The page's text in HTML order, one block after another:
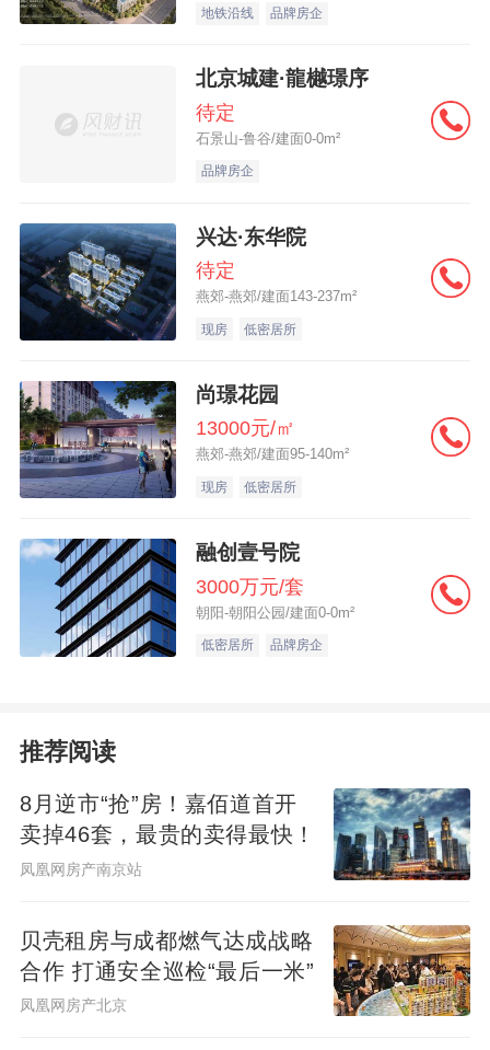
地铁沿线 品牌房企
北京城建·龍樾璟序
待定
石景山-鲁谷/建面0-0m²
品牌房企
兴达·东华院
待定
燕郊-燕郊/建面143-237m²
现房 低密居所
尚璟花园
13000元/㎡
燕郊-燕郊/建面95-140m²
现房 低密居所
融创壹号院
3000万元/套
朝阳-朝阳公园/建面0-0m²
低密居所 品牌房企
推荐阅读
8月逆市“抢”房！嘉佰道首开
卖掉46套，最贵的卖得最快！
凤凰网房产南京站
贝壳租房与成都燃气达成战略
合作 打通安全巡检“最后一米”
凤凰网房产北京